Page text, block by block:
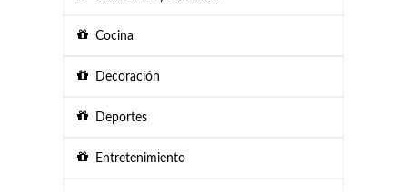
Cocina
Decoración
Deportes
Entretenimiento